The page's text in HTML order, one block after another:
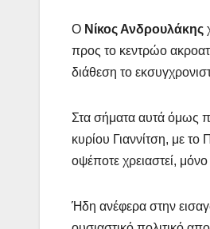
Ο Νίκος Ανδρουλάκης
προς το κεντρώο
διάθεση το
Στα σήματα αυτά όμως
κυρίου Γιαννίτση, με
οψέποτε χρειαστεί,
Ήδη ανέφερα στην